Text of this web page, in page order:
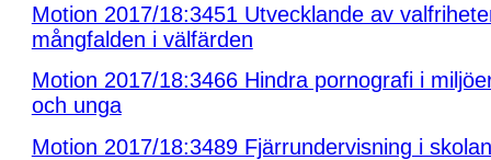
Motion 2017/18:3451 Utvecklande av
mångfalden i välfärden
Motion 2017/18:3466 Hindra pornografi i
och unga
Motion 2017/18:3489 Fjärrundervisning i skolan